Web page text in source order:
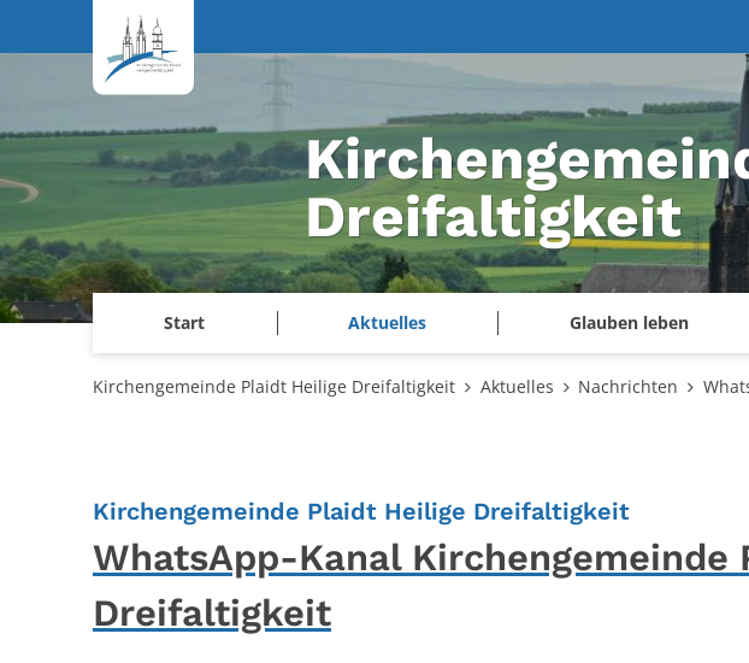
Zum Inhalt springen
Dreifaltigkeit
Start Aktuelles Glauben leben
Kirchengemeinde Plaidt Heilige Dreifaltigkeit Aktuelles Nachrichten
Kirchengemeinde Plaidt Heilige Dreifaltigkeit:
WhatsApp-Kanal Kirchengemeinde
Dreifaltigkeit